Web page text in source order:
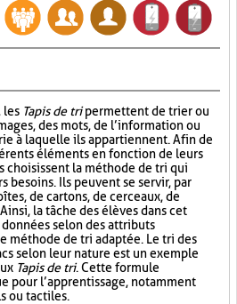
les Tapis de tripermettent de trier ou
des mots, de l’information ou
à laquelle ils appartiennent. Afin de
éléments en fonction de leurs
choisissent la méthode de tri qui
besoins. Ils peuvent se servir, par
de cartons, de cerceaux, de
la tâche des élèves dans cet
selon des attributs
méthode de tri adaptée. Le tri des
selon leur nature est un exemple
Tapis de tri. Cette formule
pour l’apprentissage, notamment
ou tactiles.